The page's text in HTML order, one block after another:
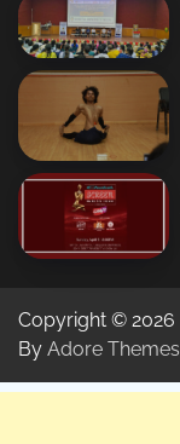
Copyright © 2026
By Adore Themes